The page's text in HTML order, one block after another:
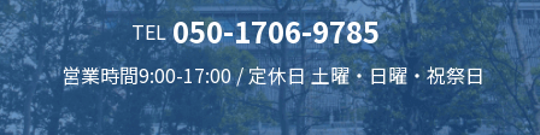
TEL 050-1706-9785
営業時間9:00-17:00 / 定休日 土曜・日曜・祝祭日